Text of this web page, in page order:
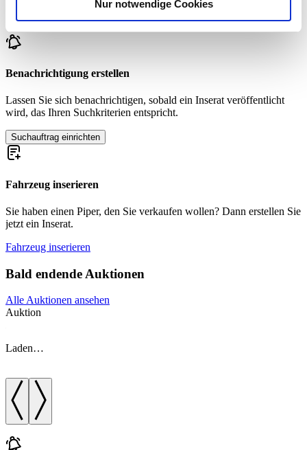
Verwendung unserer Website an unsere Partner für
soziale Medien, Werbung und Analysen weiter. Unsere
Partner führen diese Informationen möglicherweise mit
haben oder die sie im Rahmen Ihrer Nutzung der Dienste
Nur notwendige Cookies
Benachrichtigung erstellen
Lassen Sie sich benachrichtigen, sobald ein Inserat veröffentlicht
wird, das Ihren Suchkriterien entspricht.
Suchauftrag einrichten
Fahrzeug inserieren
Sie haben einen Piper, den Sie verkaufen wollen? Dann erstellen Sie
jetzt ein Inserat.
Fahrzeug inserieren
Bald endende Auktionen
Alle Auktionen ansehen
Auktion
Laden…